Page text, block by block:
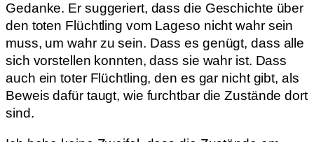
Gedanke. Er suggeriert, dass die Geschichte über
den toten Flüchtling vom Lageso nicht wahr sein
muss, um wahr zu sein. Dass es genügt, dass alle
sich vorstellen konnten, dass sie wahr ist. Dass
auch ein toter Flüchtling, den es gar nicht gibt, als
Beweis dafür taugt, wie furchtbar die Zustände dort
sind.